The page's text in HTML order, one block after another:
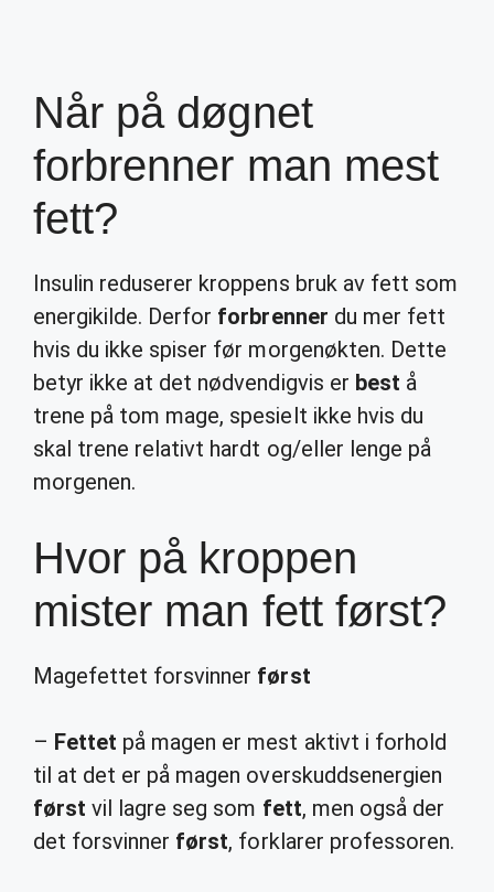
Når på døgnet
forbrenner man mest
fett?
Insulin reduserer kroppens bruk av fett som
energikilde. Derfor forbrenner du mer fett
hvis du ikke spiser før morgenøkten. Dette
betyr ikke at det nødvendigvis er best å
trene på tom mage, spesielt ikke hvis du
skal trene relativt hardt og/eller lenge på
morgenen.
Hvor på kroppen
mister man fett først?
Magefettet forsvinner først
– Fettet på magen er mest aktivt i forhold
til at det er på magen overskuddsenergien
først vil lagre seg som fett, men også der
det forsvinner først, forklarer professoren.